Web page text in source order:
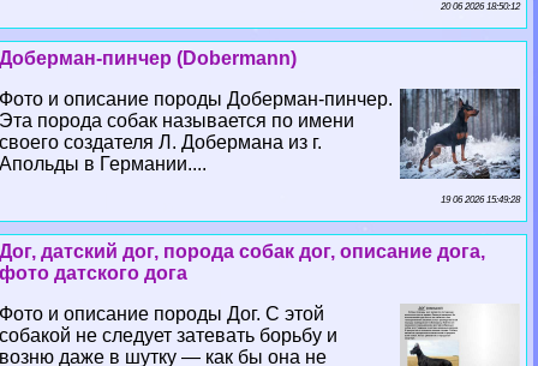
20 06 2026 18:50:12
Доберман-пинчер (Dobermann)
Фото и описание породы Доберман-пинчер.
Эта порода собак называется по имени
своего создателя Л. Добермана из г.
Апольды в Германии....
19 06 2026 15:49:28
Дог, датский дог, порода собак дог, описание дога,
фото датского дога
Фото и описание породы Дог. С этой
собакой не следует затевать борьбу и
возню даже в шутку — как бы она не